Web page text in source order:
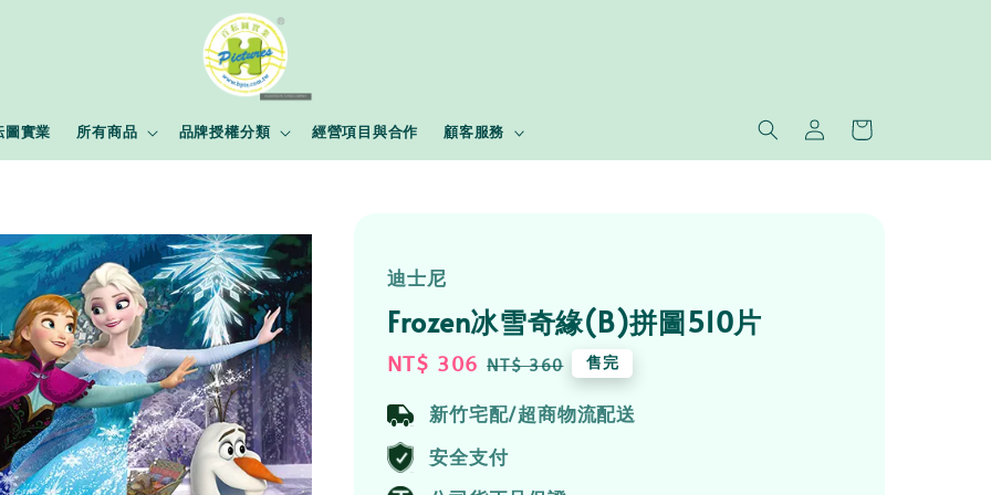
圖實業 所有商品 品牌授權分類 經營項目與合作 顧客服務
迪士尼
Frozen冰雪奇緣(B)拼圖510片
Sale
NT$ 306 Regular
NT$ 360 售完
新竹宅配/超商物流配送
安全支付